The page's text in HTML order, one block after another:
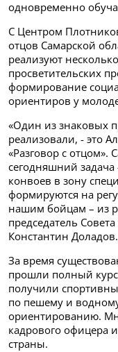
одновременно
С Центром
отцов Самарской
реализуют
просветительских
формирование
ориентиров у
«Один из знаковых
реализовали, - это
«Разговор с отцом».
сегодняшний
конвоев в зону
формируются на
нашим бойцам – из
председатель
Константин Доладов.
За время
прошли полный
получили
по пешему и
ориентированию.
кадрового офицера
страны.